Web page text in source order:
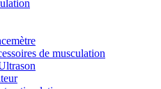
de musculation